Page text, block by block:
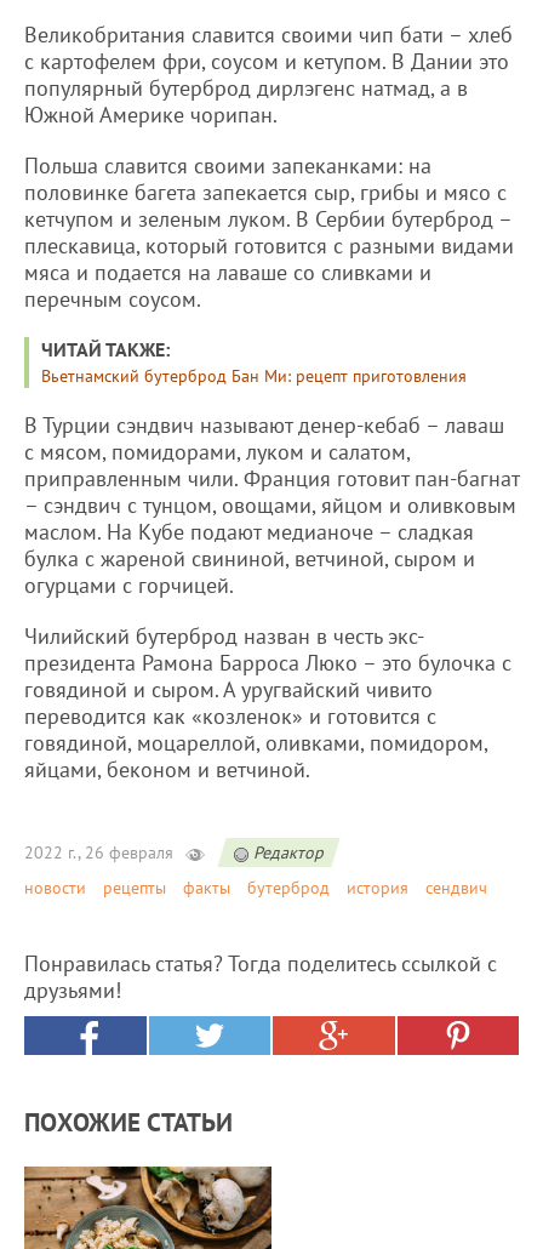
Великобритания славится своими чип бати – хлеб
с картофелем фри, соусом и кетупом. В Дании это
популярный бутерброд дирлэгенс натмад, а в
Южной Америке чорипан.
Польша славится своими запеканками: на
половинке багета запекается сыр, грибы и мясо с
кетчупом и зеленым луком. В Сербии бутерброд –
плескавица, который готовится с разными видами
мяса и подается на лаваше со сливками и
перечным соусом.
ЧИТАЙ ТАКЖЕ:
Вьетнамский бутерброд Бан Ми: рецепт приготовления
В Турции сэндвич называют денер-кебаб – лаваш
с мясом, помидорами, луком и салатом,
приправленным чили. Франция готовит пан-багнат
– сэндвич с тунцом, овощами, яйцом и оливковым
маслом. На Кубе подают медианоче – сладкая
булка с жареной свининой, ветчиной, сыром и
огурцами с горчицей.
Чилийский бутерброд назван в честь экс-
президента Рамона Барроса Люко – это булочка с
говядиной и сыром. А уругвайский чивито
переводится как «козленок» и готовится с
говядиной, моцареллой, оливками, помидором,
яйцами, беконом и ветчиной.
2022 г., 26 февраля
Редактор
новости
рецепты факты бутерброд история сендвич
Понравилась статья? Тогда поделитесь ссылкой с
друзьями!
ПОХОЖИЕ СТАТЬИ